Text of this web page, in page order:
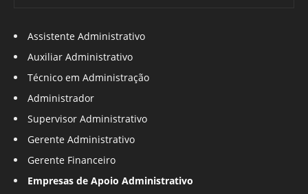
Assistente Administrativo
Auxiliar Administrativo
Técnico em Administração
Administrador
Supervisor Administrativo
Gerente Administrativo
Gerente Financeiro
Empresas de Apoio Administrativo